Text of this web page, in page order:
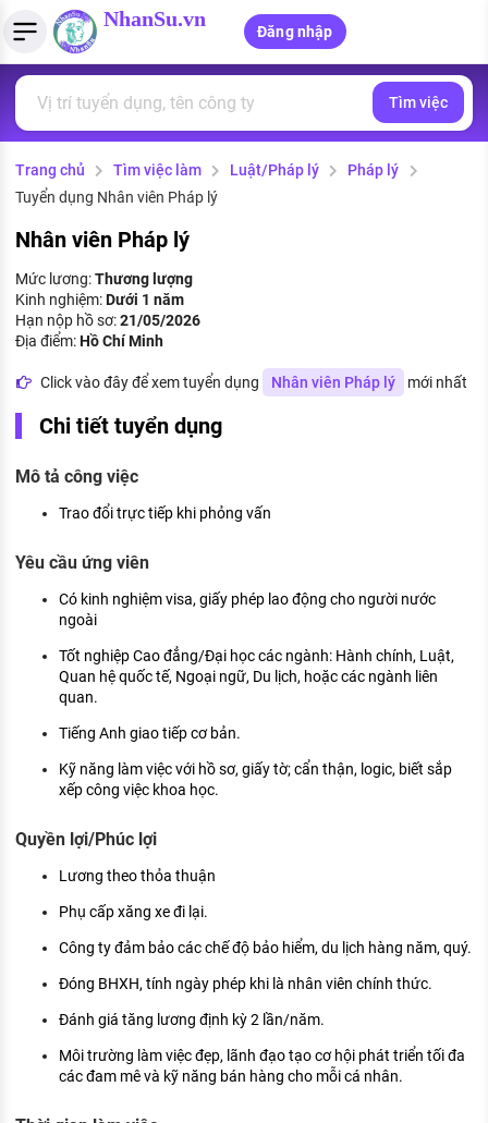
NhanSu.vn
Đăng nhập
Tìm việc làm
Việc làm ngành luật
Việc làm tốt nhất
CÔNG TY
Danh sách nhà tuyển dụng
Nhà tuyển dụng hàng đầu
Quản lý CV
Tải CV lên
MẪU CV THEO STYLE
Mẫu CV đơn giản
Mẫu CV hiện đại
Tính lương Gross - Net
Tính thuế thu nhập cá nhân
PHÁP LUẬT VIỆT NAM
Văn bản pháp luật
Chính sách mới
PHÁP LUẬT LAO ĐỘNG
Lao động và tiền lương
Bảo hiểm và phúc lợi
Thuế thu nhập
Hồ sơ biểu mẫu
Chính sách lao động
KHÁM PHÁ NGHỀ NGHIỆP
Kỹ năng nghề nghiệp
HƯỚNG NGHIỆP VIỆC LÀM
Đặc trưng từng nghề
NHÂN SỰ
Tìm việc
Trang chủ Tìm việc làm Luật/Pháp lý
Pháp lý
Tuyển dụng Nhân viên Pháp lý
Nhân viên Pháp lý
Mức lương:Thương lượng
Kinh nghiệm:Dưới 1 năm
Hạn nộp hồ sơ:21/05/2026
Địa điểm:Hồ Chí Minh
Click vào đây để xem tuyển dụng Nhân viên Pháp lý mới nhất
Chi tiết tuyển dụng
Mô tả công việc
Trao đổi trực tiếp khi phỏng vấn
Yêu cầu ứng viên
Có kinh nghiệm visa, giấy phép lao động cho người nước
ngoài
Tốt nghiệp Cao đẳng/Đại học các ngành: Hành chính, Luật,
Quan hệ quốc tế, Ngoại ngữ, Du lịch, hoặc các ngành liên
quan.
Tiếng Anh giao tiếp cơ bản.
Kỹ năng làm việc với hồ sơ, giấy tờ; cẩn thận, logic, biết sắp
xếp công việc khoa học.
Quyền lợi/Phúc lợi
Lương theo thỏa thuận
Phụ cấp xăng xe đi lại.
Công ty đảm bảo các chế độ bảo hiểm, du lịch hàng năm, quý.
Đóng BHXH, tính ngày phép khi là nhân viên chính thức.
Đánh giá tăng lương định kỳ 2 lần/năm.
Môi trường làm việc đẹp, lãnh đạo tạo cơ hội phát triển tối đa
các đam mê và kỹ năng bán hàng cho mỗi cá nhân.